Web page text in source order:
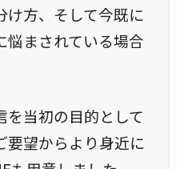
け方、そして今既に
悩まされている場合
当初の目的として
要望からより身近に